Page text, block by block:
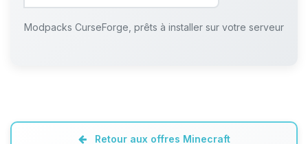
Modpacks CurseForge, prêts à installer sur votre serveur
Retour aux offres Minecraft